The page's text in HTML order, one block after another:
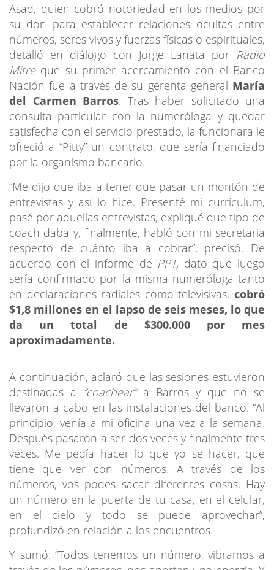
Asad, quien cobró notoriedad en los medios por
su don para establecer relaciones ocultas entre
números, seres vivos y fuerzas físicas o espirituales,
detalló en diálogo con Jorge Lanata por Radio
Mitre que su primer acercamiento con el Banco
Nación fue a través de su gerenta general María
del Carmen Barros. Tras haber solicitado una
consulta particular con la numeróloga y quedar
satisfecha con el servicio prestado, la funcionara le
ofreció a “Pitty” un contrato, que sería financiado
por la organismo bancario.
“Me dijo que iba a tener que pasar un montón de
entrevistas y así lo hice. Presenté mi currículum,
pasé por aquellas entrevistas, expliqué que tipo de
coach daba y, finalmente, habló con mi secretaria
respecto de cuánto iba a cobrar”, precisó. De
acuerdo con el informe de PPT, dato que luego
sería confirmado por la misma numeróloga tanto
en declaraciones radiales como televisivas, cobró
$1,8 millones en el lapso de seis meses, lo que
da un total de $300.000 por mes
aproximadamente.
A continuación, aclaró que las sesiones estuvieron
destinadas a “coachear” a Barros y que no se
llevaron a cabo en las instalaciones del banco. “Al
principio, venía a mi oficina una vez a la semana.
Después pasaron a ser dos veces y finalmente tres
veces. Me pedía hacer lo que yo se hacer, que
tiene que ver con números. A través de los
números, vos podes sacar diferentes cosas. Hay
un número en la puerta de tu casa, en el celular,
en el cielo y todo se puede aprovechar”,
profundizó en relación a los encuentros.
Y sumó: “Todos tenemos un número, vibramos a